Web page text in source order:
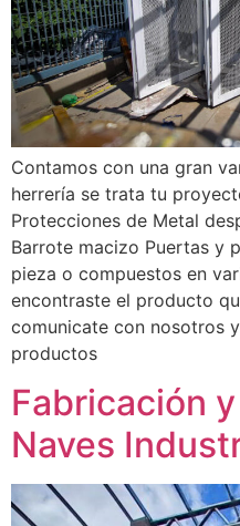
Contamos con una gran
herrería se trata tu
Protecciones de Metal
Barrote macizo Puertas y
pieza o compuestos en
encontraste el producto
comunicate con nosotros
productos
Fabricación
Naves